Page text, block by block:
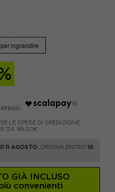
ingrandire
LE SPESE DI SPEDIZIONE.
DA 99,00€
11 AGOSTO. ORDINA ENTRO 10
GIÀ INCLUSO
convenienti